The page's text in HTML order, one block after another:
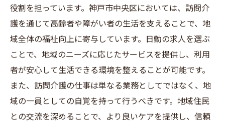
役割を担っています。神戸市中央区においては、訪問介
護を通じて高齢者や障がい者の生活を支えることで、地
域全体の福祉向上に寄与しています。日勤の求人を選ぶ
ことで、地域のニーズに応じたサービスを提供し、利用
者が安心して生活できる環境を整えることが可能です。
また、訪問介護の仕事は単なる業務としてではなく、地
域の一員としての自覚を持って行うべきです。地域住民
との交流を深めることで、より良いケアを提供し、信頼